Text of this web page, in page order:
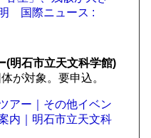
国際ニュース :
(明石市立天文科学館)
が対象。要申込。
アー｜その他イベン
内｜明石市立天文科